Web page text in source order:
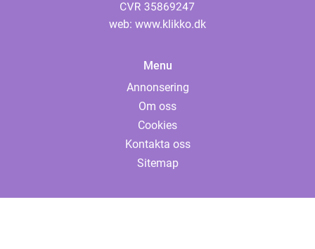
web: www.klikko.dk
Menu
Annonsering
Om oss
Cookies
Kontakta oss
Sitemap